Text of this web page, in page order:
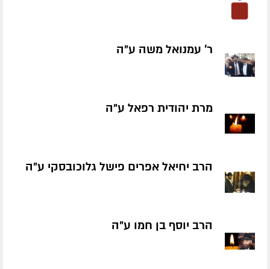
ר' עמנואל משה ע״ה
מרת יהודית רפאל ע״ה
הרב יחיאל אפרים פישל גלוכובסקי ע״ה
הרב יוסף בן חמו ע״ה